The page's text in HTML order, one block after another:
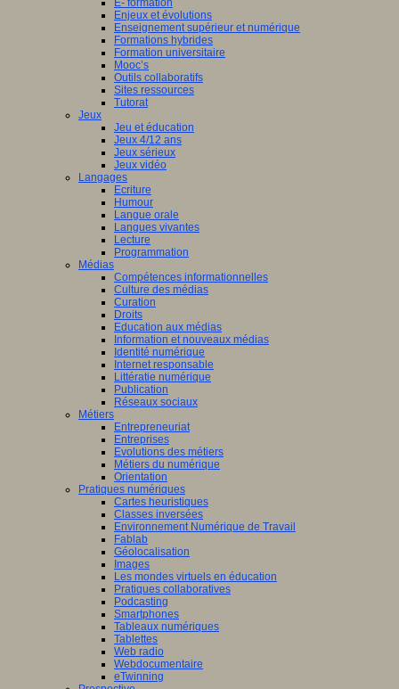
E- formation
Enjeux et évolutions
Enseignement supérieur et numérique
Formations hybrides
Formation universitaire
Mooc’s
Outils collaboratifs
Sites ressources
Tutorat
Jeux
Jeu et éducation
Jeux 4/12 ans
Jeux sérieux
Jeux vidéo
Langages
Ecriture
Humour
Langue orale
Langues vivantes
Lecture
Programmation
Médias
Compétences informationnelles
Culture des médias
Curation
Droits
Education aux médias
Information et nouveaux médias
Identité numérique
Internet responsable
Littératie numérique
Publication
Réseaux sociaux
Métiers
Entrepreneuriat
Entreprises
Evolutions des métiers
Métiers du numérique
Orientation
Pratiques numériques
Cartes heuristiques
Classes inversées
Environnement Numérique de Travail
Fablab
Géolocalisation
Images
Les mondes virtuels en éducation
Pratiques collaboratives
Podcasting
Smartphones
Tableaux numériques
Tablettes
Web radio
Webdocumentaire
eTwinning